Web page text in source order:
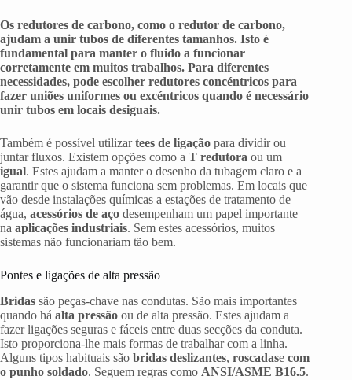
Os redutores de carbono, como o redutor de carbono,
ajudam a unir tubos de diferentes tamanhos. Isto é
fundamental para manter o fluido a funcionar
corretamente em muitos trabalhos. Para diferentes
necessidades, pode escolher redutores concéntricos para
fazer uniões uniformes ou excéntricos quando é necessário
unir tubos em locais desiguais.
Também é possível utilizartees de ligação para dividir ou
juntar fluxos. Existem opções como a T redutora ou um
igual. Estes ajudam a manter o desenho da tubagem claro e a
garantir que o sistema funciona sem problemas. Em locais que
vão desde instalações químicas a estações de tratamento de
água, acessórios de aço desempenham um papel importante
na aplicações industriais. Sem estes acessórios, muitos
sistemas não funcionariam tão bem.
Pontes e ligações de alta pressão
Bridas são peças-chave nas condutas. São mais importantes
quando há alta pressão ou de alta pressão. Estes ajudam a
fazer ligações seguras e fáceis entre duas secções da conduta.
Isto proporciona-lhe mais formas de trabalhar com a linha.
Alguns tipos habituais são bridas deslizantes, roscadase com
o punho soldado. Seguem regras como ANSI/ASME B16.5.